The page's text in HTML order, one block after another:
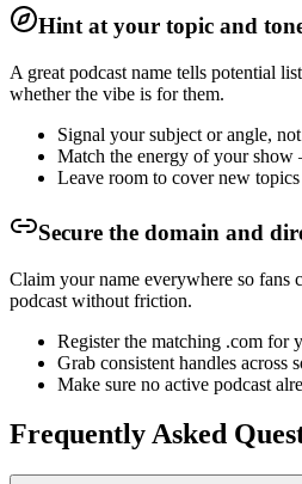
Hint at your topic and
A great podcast name tells potential
whether the vibe is for them.
Signal your subject or angle,
Match the energy of your
Leave room to cover new
Secure the domain and
Claim your name everywhere so fans
podcast without friction.
Register the matching .com for
Grab consistent handles across
Make sure no active podcast
Frequently Asked